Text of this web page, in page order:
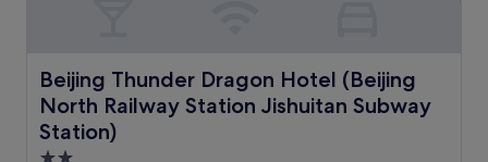
Beijing Thunder Dragon Hotel (Beijing
North Railway Station Jishuitan Subway
Station)
Beijing Thunder Dragon Hotel (Beijing North Railway